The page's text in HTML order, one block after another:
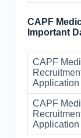
CAPF
Important
CAPF
Application
CAPF